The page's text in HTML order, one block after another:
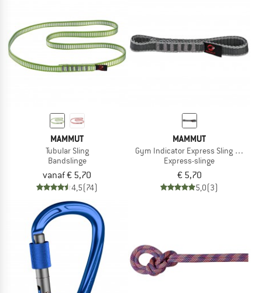
MAMMUT
Tubular Sling
Bandslinge
vanaf € 5,70
4,5(74)
MAMMUT
Gym Indicator Express Sling 16.0
Express-slinge
€ 5,70
5,0(3)